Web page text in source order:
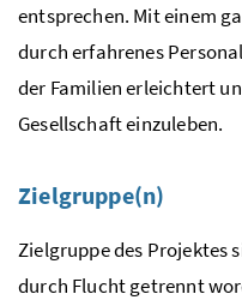
entsprechen. Mit einem
durch erfahrenes
der Familien erleichtert
Gesellschaft einzuleben.
Zielgruppe(n)
Zielgruppe des Projektes
durch Flucht getrennt